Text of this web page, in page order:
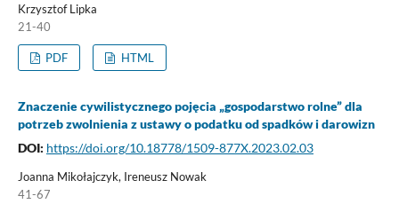
Krzysztof Lipka
21-40
PDF HTML
Znaczenie cywilistycznego pojęcia „gospodarstwo rolne” dla
potrzeb zwolnienia z ustawy o podatku od spadków i darowizn
DOI: https://doi.org/10.18778/1509-877X.2023.02.03
Joanna Mikołajczyk, Ireneusz Nowak
41-67